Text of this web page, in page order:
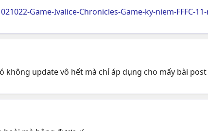
Game-Ivalice-Chronicles-Game-ky-niem-FFFC-
không update vô hết mà chỉ áp dụng cho mấy bài